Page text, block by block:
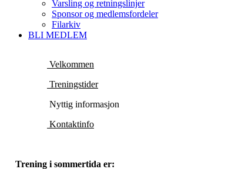
Varsling og retningslinjer
Sponsor og medlemsfordeler
Filarkiv
BLI MEDLEM
Velkommen
Treningstider
Nyttig informasjon
Kontaktinfo
Trening i sommertida er: